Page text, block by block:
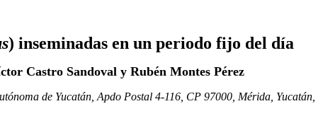
) inseminadas en un periodo fijo del día
Castro Sandoval y Rubén Montes Pérez
de Yucatán, Apdo Postal 4-116, CP 97000, Mérida, Yucatán,